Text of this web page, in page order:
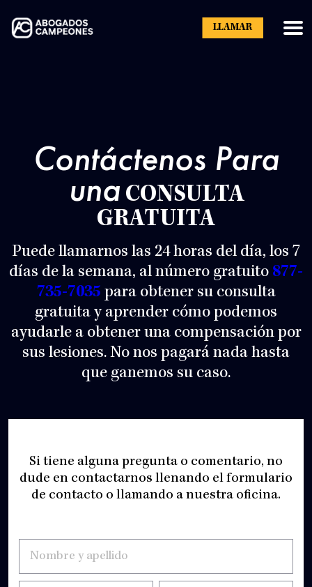
LLAMAR
Contáctenos Para
una CONSULTA
GRATUITA
Puede llamarnos las 24 horas del día, los 7
días de la semana, al número gratuito 877-
735-7035 para obtener su consulta
gratuita y aprender cómo podemos
ayudarle a obtener una compensación por
sus lesiones. No nos pagará nada hasta
que ganemos su caso.
Si tiene alguna pregunta o comentario, no
dude en contactarnos llenando el formulario
de contacto o llamando a nuestra oficina.
Untitled *